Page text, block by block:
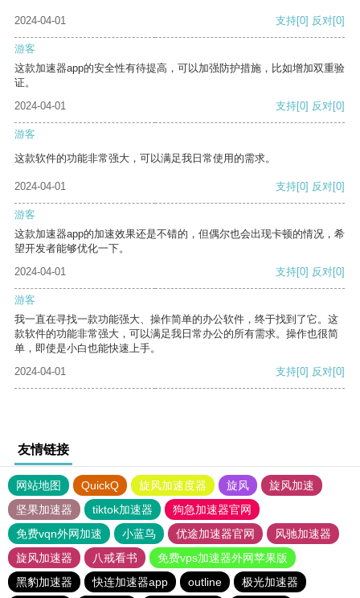
2024-04-01 支持[0] 反对[0]
游客
这款加速器app的安全性有待提高，可以加强防护措施，比如增加双重验
证。
2024-04-01
支持[0] 反对[0]
游客
这款软件的功能非常强大，可以满足我日常使用的需求。
2024-04-01 支持[0] 反对[0]
游客
这款加速器app的加速效果还是不错的，但偶尔也会出现卡顿的情况，希
望开发者能够优化一下。
2024-04-01
支持[0] 反对[0]
游客
我一直在寻找一款功能强大、操作简单的办公软件，终于找到了它。这
款软件的功能非常强大，可以满足我日常办公的所有需求。操作也很简
单，即使是小白也能快速上手。
2024-04-01
支持[0] 反对[0]
友情链接
网站地图 QuickQ 旋风加速度器 旋风
旋风加速
坚果加速器
tiktok加速器
狗急加速器官网
免费vqn外网加速
小蓝鸟 优途加速器官网
风驰加速器
旋风加速器
八戒看书
免费vps加速器外网苹果版
黑豹加速器
快连加速器app outline 极光加速器